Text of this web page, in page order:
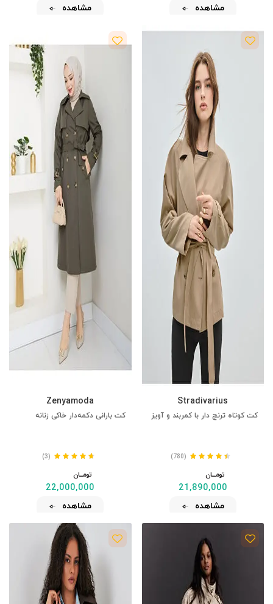
مشاهده
مشاهده
Stradivarius
کت کوتاه ترنچ دار با کمربند و آویز
(780)
تومــــــان
21,890,000
مشاهده
Zenyamoda
کت بارانی دکمه‌دار خاکی زنانه
(3)
تومــــــان
22,000,000
مشاهده